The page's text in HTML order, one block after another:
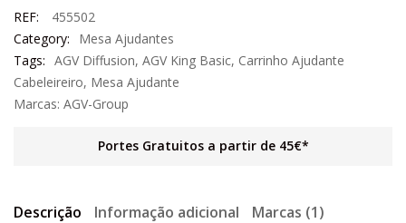
REF:
455502
Category:
Mesa Ajudantes
Tags: AGV Diffusion, AGV King Basic, Carrinho Ajudante
Cabeleireiro, Mesa Ajudante
Marcas: AGV-Group
Portes Gratuitos a partir de 45€*
Descrição Informação adicional Marcas (1)